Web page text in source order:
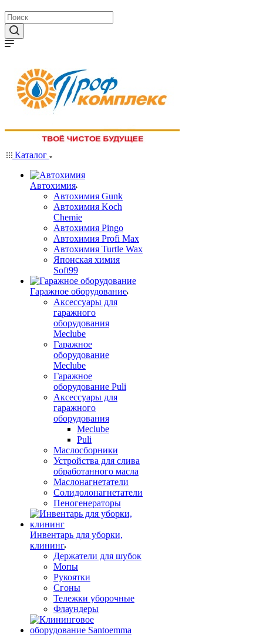
Каталог
Автохимия
Автохимия Gunk
Автохимия Koch
Chemie
Автохимия Pingo
Автохимия Profi Max
Автохимия Turtle Wax
Японская химия
Soft99
Гаражное оборудование
Аксессуары для
гаражного
оборудования
Meclube
Гаражное
оборудование
Meclube
Гаражное
оборудование Puli
Аксессуары для
гаражного
оборудования
Meclube
Puli
Маслосборники
Устройства для слива
обработанного масла
Маслонагнетатели
Солидолонагнетатели
Пеногенераторы
Инвентарь для уборки,
клининг
Держатели для шубок
Мопы
Рукоятки
Сгоны
Тележки уборочные
Флаундеры